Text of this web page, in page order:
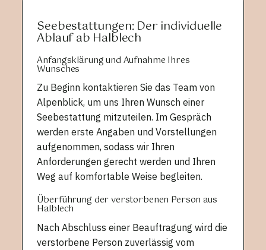
Seebestattungen: Der individuelle
Ablauf ab Halblech
Anfangsklärung und Aufnahme Ihres
Wunsches
Zu Beginn kontaktieren Sie das Team von
Alpenblick, um uns Ihren Wunsch einer
Seebestattung mitzuteilen. Im Gespräch
werden erste Angaben und Vorstellungen
aufgenommen, sodass wir Ihren
Anforderungen gerecht werden und Ihren
Weg auf komfortable Weise begleiten.
Überführung der verstorbenen Person aus
Halblech
Nach Abschluss einer Beauftragung wird die
verstorbene Person zuverlässig vom